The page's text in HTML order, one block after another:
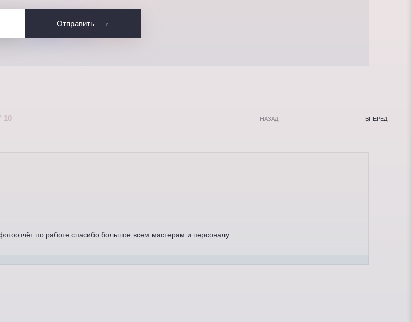
Отправить
10
по работе.спасибо большое всем мастерам и персоналу.
НАЗАД ВПЕРЕД